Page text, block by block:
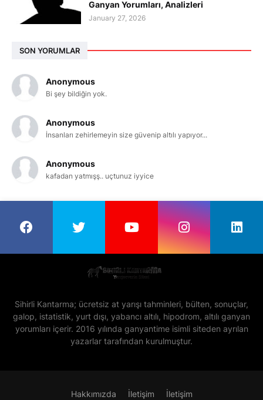
Ganyan Yorumları, Analizleri
January 27, 2026
SON YORUMLAR
Anonymous
Bi şey bildiğin yok.
Anonymous
İnsanları zehirlemeyin size güvenip altılı yapıyor...
Anonymous
kafadan yatmışş.. uçtunuz iyyice
Sihirli Kantarma; ücretsiz at yarışı tahminleri, bülten, sonuçlar,
galop, istatistik, yurt dışı, yabancı altılı, hipodrom, altılı ganyan
yorumları içerir. 2016 yılında ganyantime isimli siteden ayrılan
yazarlar tarafından kurulmuştur.
Hakkımızda İletişim İletişim